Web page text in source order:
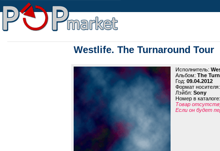
Westlife. The Turnaround Tour
Исполнитель:
Альбом: The
Год: 09.04.2012
Формат носителя:
Лэйбл: Sony
Номер в каталоге:
Товар
Если он будет